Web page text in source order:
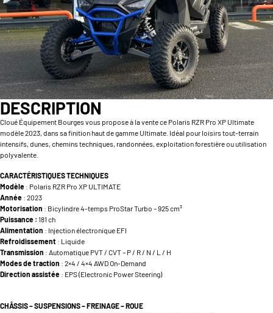
DESCRIPTION
Cloué Équipement Bourges vous propose à la vente ce Polaris RZR Pro XP Ultimate
modèle 2023, dans sa finition haut de gamme Ultimate. Idéal pour loisirs tout-terrain
intensifs, dunes, chemins techniques, randonnées, exploitation forestière ou utilisation
polyvalente.
CARACTÉRISTIQUES TECHNIQUES
Modèle : Polaris RZR Pro XP ULTIMATE
Année : 2023
Motorisation : Bicylindre 4-temps ProStar Turbo – 925 cm³
Puissance : 181 ch
Alimentation : Injection électronique EFI
Refroidissement : Liquide
Transmission : Automatique PVT / CVT – P / R / N / L / H
Modes de traction : 2×4 / 4×4 AWD On-Demand
Direction assistée : EPS (Electronic Power Steering)
CHÂSSIS – SUSPENSIONS – FREINAGE – ROUE